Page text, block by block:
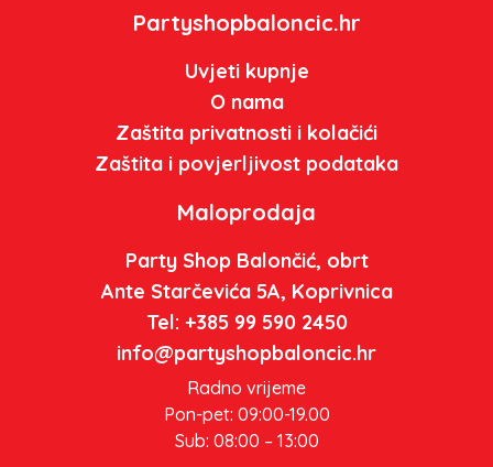
Partyshopbaloncic.hr
Uvjeti kupnje
O nama
Zaštita privatnosti i kolačići
Zaštita i povjerljivost podataka
Maloprodaja
Party Shop Balončić, obrt
Ante Starčevića 5A, Koprivnica
Tel: +385 99 590 2450
info@partyshopbaloncic.hr
Radno vrijeme
Pon-pet: 09:00-19.00
Sub: 08:00 – 13:00